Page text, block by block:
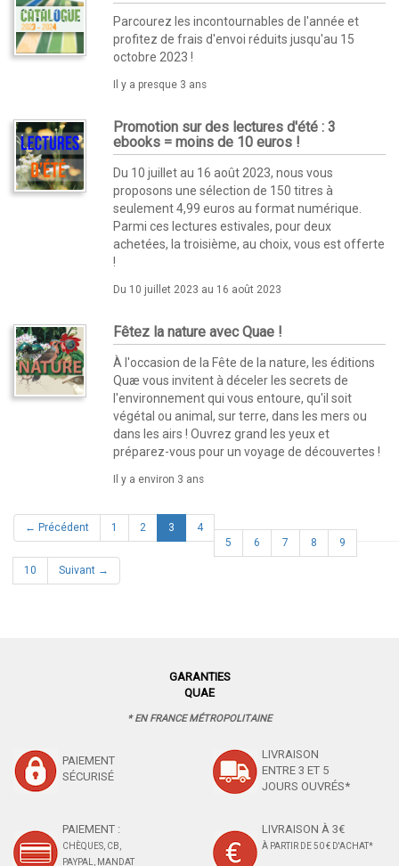
Parcourez les incontournables de l'année et
profitez de frais d'envoi réduits jusqu'au 15
octobre 2023 !
Il y a presque 3 ans
Promotion sur des lectures d'été : 3
ebooks = moins de 10 euros !
Du 10 juillet au 16 août 2023, nous vous
proposons une sélection de 150 titres à
seulement 4,99 euros au format numérique.
Parmi ces lectures estivales, pour deux
achetées, la troisième, au choix, vous est offerte
!
Du 10 juillet 2023 au 16 août 2023
Fêtez la nature avec Quae !
À l'occasion de la Fête de la nature, les éditions
Quæ vous invitent à déceler les secrets de
l'environnement qui vous entoure, qu'il soit
végétal ou animal, sur terre, dans les mers ou
dans les airs ! Ouvrez grand les yeux et
préparez-vous pour un voyage de découvertes !
Il y a environ 3 ans
← Précédent 1 2 3 (current)
4
5
6 7 8 9
10 Suivant →
GARANTIES
QUAE
* EN FRANCE MÉTROPOLITAINE
PAIEMENT
SÉCURISÉ
LIVRAISON
ENTRE 3 ET 5
JOURS OUVRÉS*
PAIEMENT :
CHÈQUES, CB,
PAYPAL, MANDAT
LIVRAISON À 3€
À PARTIR DE 50 € D'ACHAT*